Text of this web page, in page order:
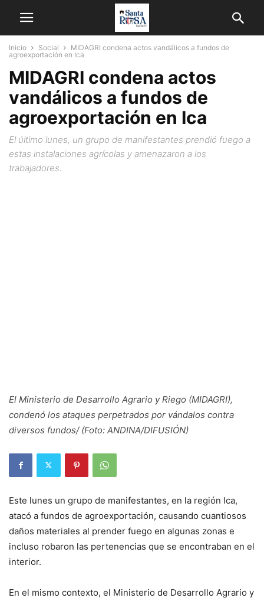
Inicio Social
MIDAGRI condena actos vandálicos a fundos de
agroexportación en Ica
MIDAGRI condena actos
vandálicos a fundos de
agroexportación en Ica
El último lunes, un grupo de manifestantes prendió fuego a
estas instalaciones agrícolas y amenazaron a los
trabajadores.
El Ministerio de Desarrollo Agrario y Riego (MIDAGRI),
condenó los ataques perpetrados por vándalos contra
diversos fundos/ (Foto: ANDINA/DIFUSIÓN)
Este lunes un grupo de manifestantes, en la región Ica,
atacó a fundos de agroexportación, causando cuantiosos
daños materiales al prender fuego en algunas zonas e
incluso robaron las pertenencias que se encontraban en el
interior.
En el mismo contexto, el Ministerio de Desarrollo Agrario y